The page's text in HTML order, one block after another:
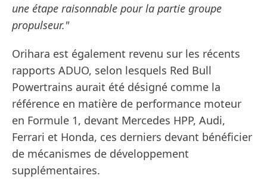
une étape raisonnable pour la partie groupe
propulseur."
Orihara est également revenu sur les récents
rapports ADUO, selon lesquels Red Bull
Powertrains aurait été désigné comme la
référence en matière de performance moteur
en Formule 1, devant Mercedes HPP, Audi,
Ferrari et Honda, ces derniers devant bénéficier
de mécanismes de développement
supplémentaires.